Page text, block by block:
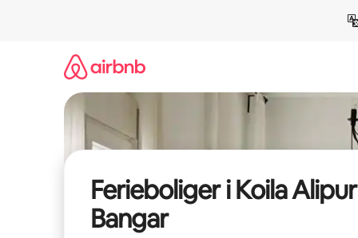
Ferieboliger i Koila Alipur
Bangar